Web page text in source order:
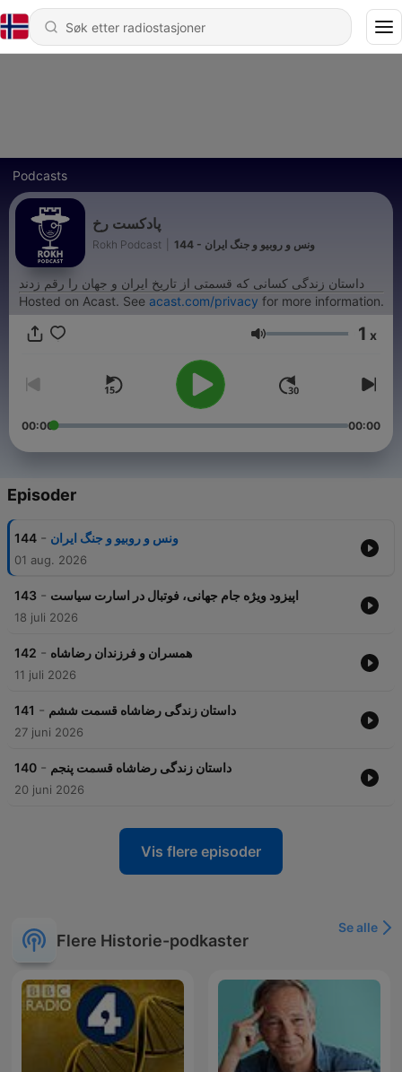
Podcasts
پادکست رخ
Rokh Podcast 144 - ونس و روبیو و جنگ ایران
داستان زندگی کسانی که قسمتی از تاریخ ایران و جهان را رقم زدند
Hosted on Acast. See acast.com/privacy for more information.
Volum 1 x
00:00 00:00
Episoder
144 - ونس و روبیو و جنگ ایران
01 aug. 2026
143 - اپیزود ویژه جام جهانی، فوتبال در اسارت سیاست
18 juli 2026
142 - همسران و فرزندان رضاشاه
11 juli 2026
141 - داستان زندگی رضاشاه قسمت ششم
27 juni 2026
140 - داستان زندگی رضاشاه قسمت پنجم
20 juni 2026
Vis flere episoder
Flere Historie-podkaster
Se alle